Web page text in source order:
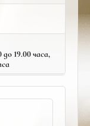
19.00 часа,